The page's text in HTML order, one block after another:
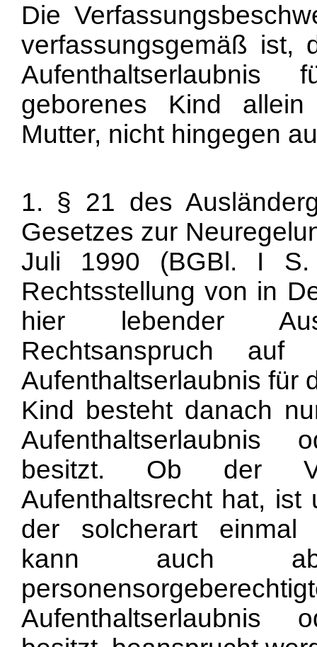
Die
verfassungsgemäß ist,
geborenes Kind
Mutter, nicht hingegen
1. § 21 des
Gesetzes zur
Juli 1990 (BGBl. I S.
Rechtsstellung von in
hier lebender
Rechtsanspruch
Aufenthaltserlaubnis für
Kind besteht danach
Aufenthaltserlaubnis
besitzt. Ob der
Aufenthaltsrecht hat, ist
der solcherart einmal
kann auch
Aufenthaltserlaubnis